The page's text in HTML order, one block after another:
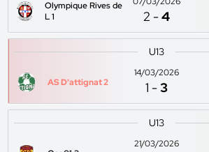
Olympique Rives de
L 1
2 -4
U13
AS D'attignat 2
14/03/2026
1 -3
U13
21/03/2026